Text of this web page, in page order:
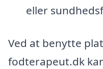
eller
Ved at benytte
fodterapeut.dk